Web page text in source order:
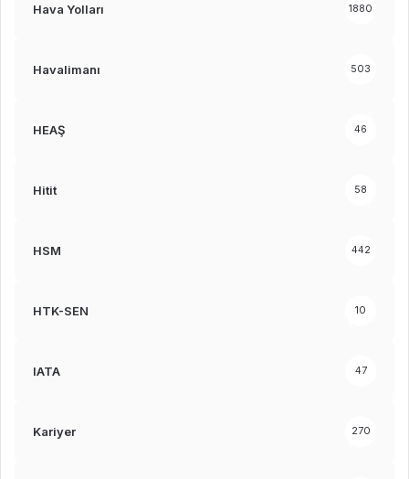
Hava Yolları 1880
Havalimanı 503
HEAŞ 46
Hitit 58
HSM 442
HTK-SEN 10
IATA 47
Kariyer 270